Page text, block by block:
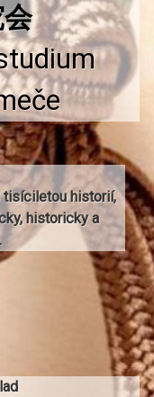
tisíciletou historií,
historicky a